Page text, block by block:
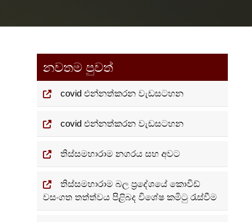
නවතම පුවත්
covid එන්නත්කරන වැඩසටහන
covid එන්නත්කරන වැඩසටහන
තිස්සමහාරාම නගරය සහ අවට
තිස්සමහාරාම බල ප්‍රදේශයේ කොවිඩ්
වසංගත තත්ත්වය පිළිබද විශේෂ කමිටු රැස්වීම